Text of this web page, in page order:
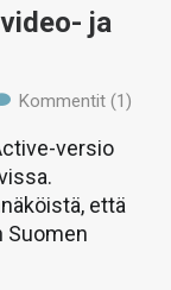
ja
Kommentit (1)
versio
että
Suomen